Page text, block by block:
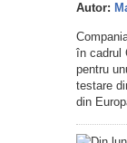
Autor:
în cadrul
pentru
testare
din